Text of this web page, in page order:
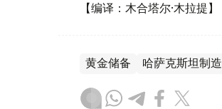
【编译：木合塔尔·木拉提】
黄金储备 哈萨克斯坦制造